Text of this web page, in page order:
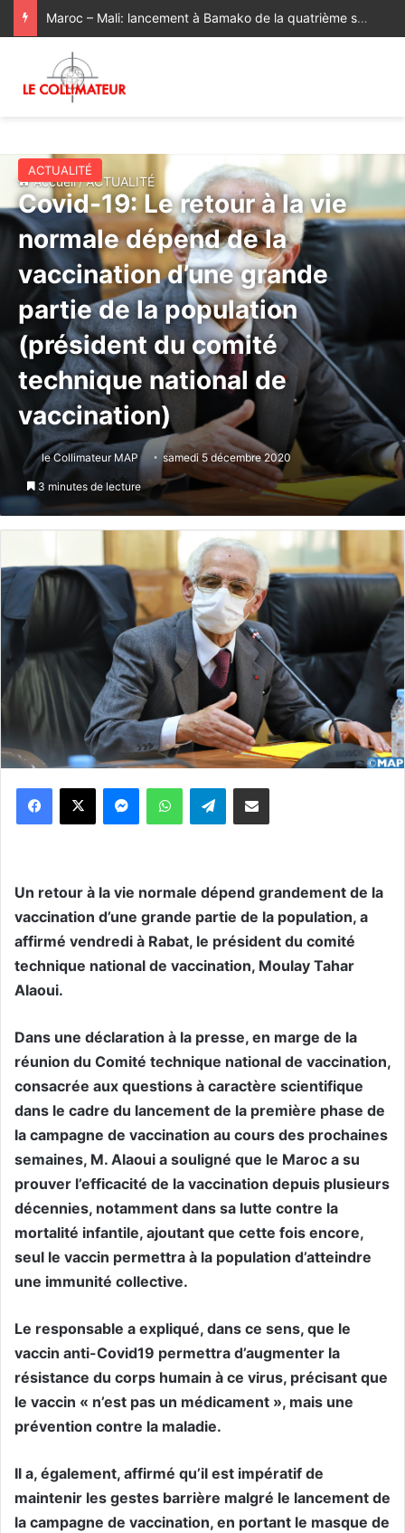
La Consule générale du Royaume du Maroc à Bologne a rendu visite à la famille du regretté Abderrahim Fakir, décédé à la suite d’une violente interpellation policière
Accueil/ACTUALITÉ
ACTUALITÉ
Covid-19: Le retour à la vie
normale dépend de la
vaccination d’une grande
partie de la population
(président du comité
technique national de
vaccination)
le Collimateur MAP samedi 5 décembre 2020
3 minutes de lecture
WhatsApp Telegram
Un retour à la vie normale dépend grandement de la
vaccination d’une grande partie de la population, a
affirmé vendredi à Rabat, le président du comité
technique national de vaccination, Moulay Tahar
Alaoui.
Dans une déclaration à la presse, en marge de la
réunion du Comité technique national de vaccination,
consacrée aux questions à caractère scientifique
dans le cadre du lancement de la première phase de
la campagne de vaccination au cours des prochaines
semaines, M. Alaoui a souligné que le Maroc a su
prouver l’efficacité de la vaccination depuis plusieurs
décennies, notamment dans sa lutte contre la
mortalité infantile, ajoutant que cette fois encore,
seul le vaccin permettra à la population d’atteindre
une immunité collective.
Le responsable a expliqué, dans ce sens, que le
vaccin anti-Covid19 permettra d’augmenter la
résistance du corps humain à ce virus, précisant que
le vaccin « n’est pas un médicament », mais une
prévention contre la maladie.
Il a, également, affirmé qu’il est impératif de
maintenir les gestes barrière malgré le lancement de
la campagne de vaccination, en portant le masque de